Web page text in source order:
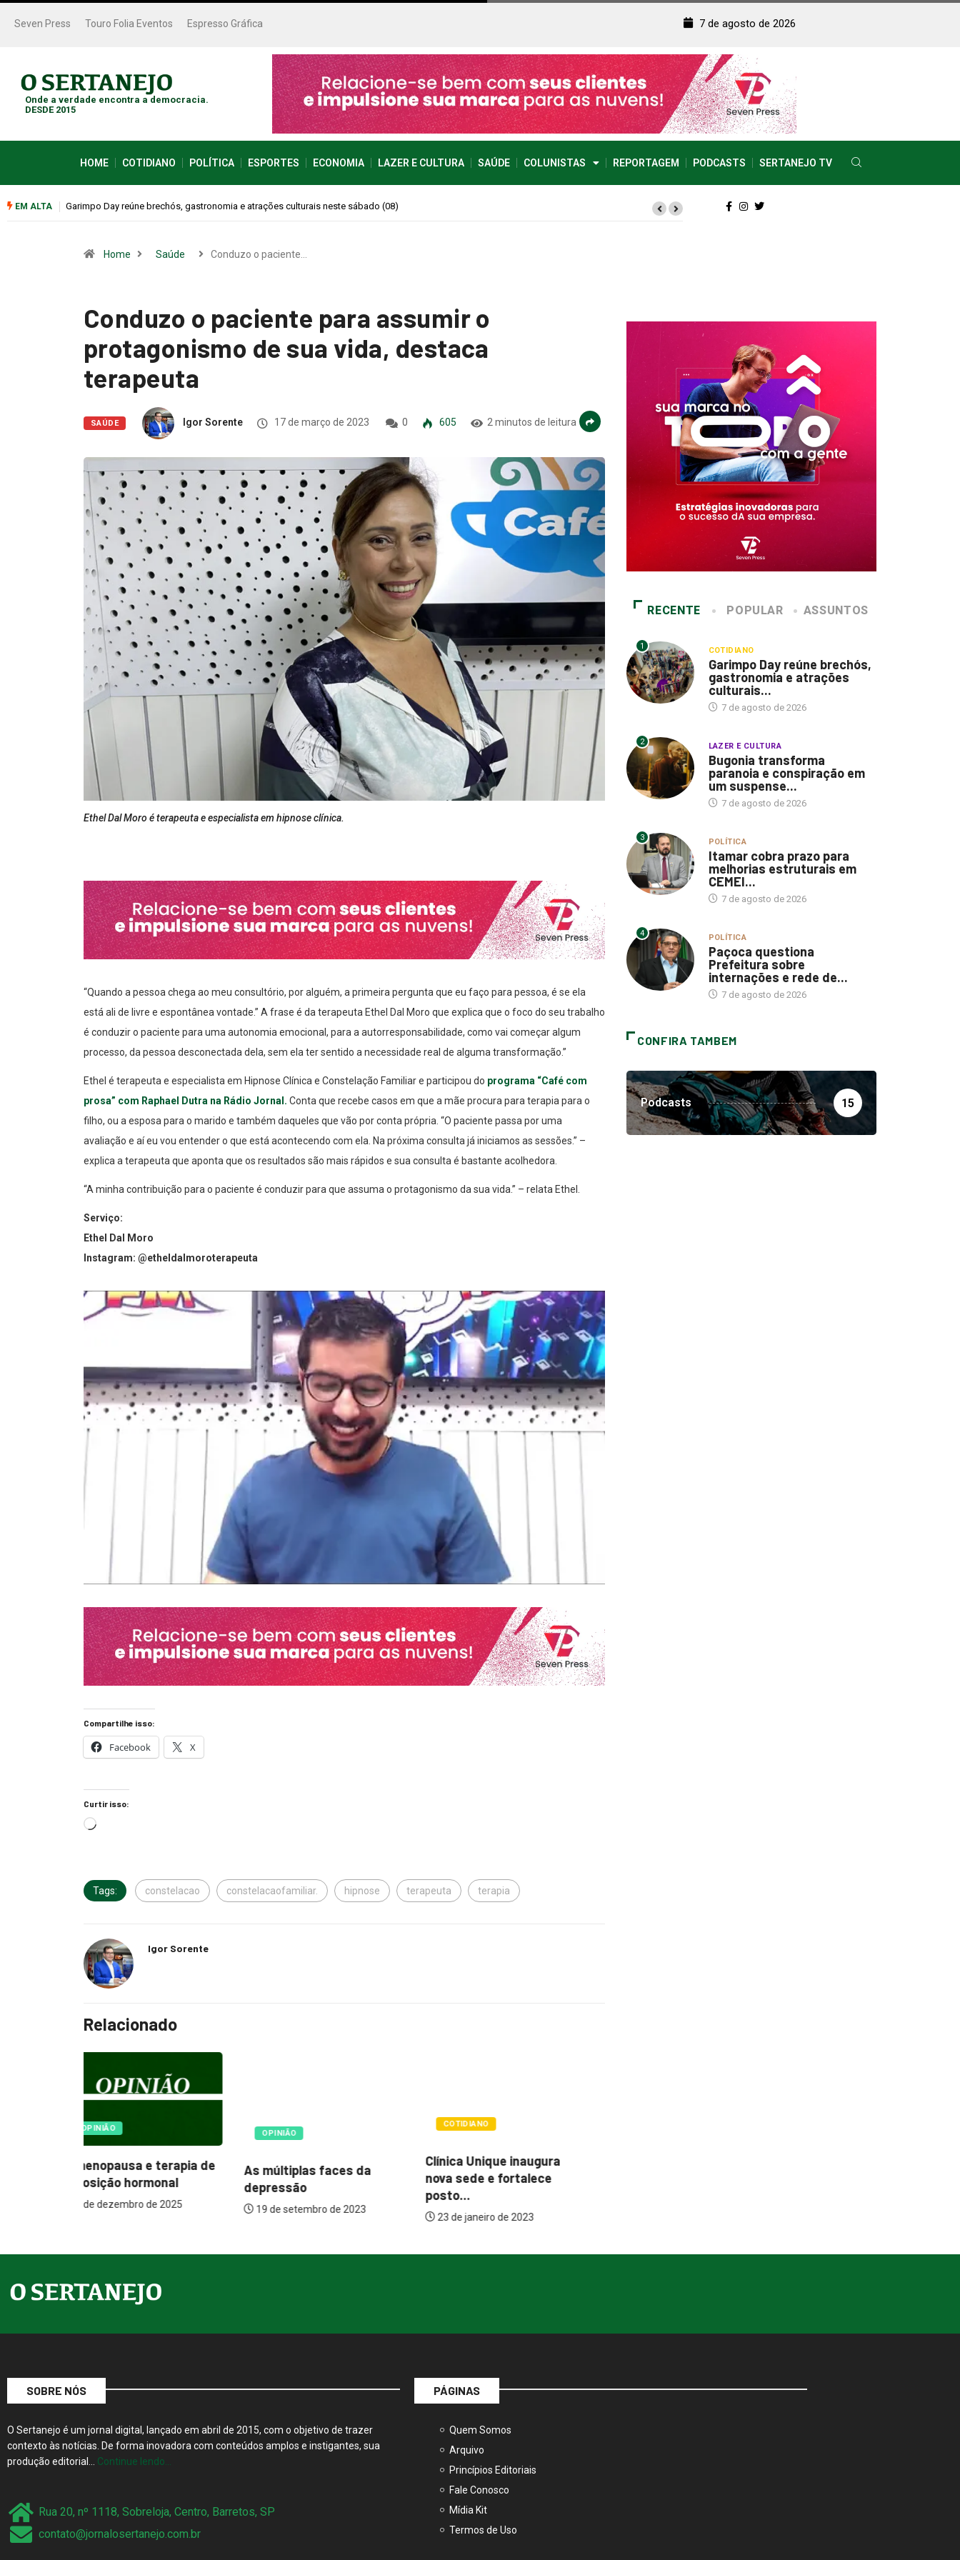
Seven Press Touro Folia Eventos Espresso Gráfica 7 de agosto de 2026
Onde a verdade encontra a democracia.
DESDE 2015
HOME COTIDIANO POLÍTICA ESPORTES ECONOMIA LAZER E CULTURA SAÚDE COLUNISTAS REPORTAGEM PODCASTS SERTANEJO TV
EM ALTA Bugonia transforma paranoia e conspiração em um suspense imprevisível
Home Saúde Conduzo o paciente…
Conduzo o paciente para assumir o
protagonismo de sua vida, destaca
terapeuta
SAÚDE Igor Sorente 17 de março de 2023 0 605 2 minutos de leitura
Ethel Dal Moro é terapeuta e especialista em hipnose clínica.
“Quando a pessoa chega ao meu consultório, por alguém, a primeira pergunta que eu faço para pessoa, é se ela
está ali de livre e espontânea vontade.” A frase é da terapeuta Ethel Dal Moro que explica que o foco do seu trabalho
é conduzir o paciente para uma autonomia emocional, para a autorresponsabilidade, como vai começar algum
processo, da pessoa desconectada dela, sem ela ter sentido a necessidade real de alguma transformação.”
Ethel é terapeuta e especialista em Hipnose Clínica e Constelação Familiar e participou do programa “Café com
prosa” com Raphael Dutra na Rádio Jornal. Conta que recebe casos em que a mãe procura para terapia para o
filho, ou a esposa para o marido e também daqueles que vão por conta própria. “O paciente passa por uma
avaliação e aí eu vou entender o que está acontecendo com ela. Na próxima consulta já iniciamos as sessões.” –
explica a terapeuta que aponta que os resultados são mais rápidos e sua consulta é bastante acolhedora.
“A minha contribuição para o paciente é conduzir para que assuma o protagonismo da sua vida.” – relata Ethel.
Serviço:
Ethel Dal Moro
Instagram: @etheldalmoroterapeuta
Compartilhe isso:
Facebook X
Curtir isso:
Tags: constelacao constelacaofamiliar. hipnose terapeuta terapia
Igor Sorente
Relacionado
OPINIÃO
As múltiplas faces da
depressão
19 de setembro de 2023
Clínica Unique inaugura
nova sede e fortalece
posto...
OPINIÃO
A menopausa e terapia de
reposição hormonal
RECENTE POPULAR ASSUNTOS
1 COTIDIANO
Garimpo Day reúne brechós,
gastronomia e atrações
culturais...
7 de agosto de 2026
2 LAZER E CULTURA
Bugonia transforma
paranoia e conspiração em
um suspense...
7 de agosto de 2026
3 POLÍTICA
Itamar cobra prazo para
melhorias estruturais em
CEMEI...
7 de agosto de 2026
4 POLÍTICA
Paçoca questiona
Prefeitura sobre
internações e rede de...
7 de agosto de 2026
CONFIRA TAMBEM
Podcasts 15
SOBRE NÓS
O Sertanejo é um jornal digital, lançado em abril de 2015, com o objetivo de trazer
contexto às notícias. De forma inovadora com conteúdos amplos e instigantes, sua
produção editorial… Continue lendo…
Rua 20, nº 1118, Sobreloja, Centro, Barretos, SP
contato@jornalosertanejo.com.br
PÁGINAS
Quem Somos
Arquivo
Princípios Editoriais
Fale Conosco
Mídia Kit
Termos de Uso